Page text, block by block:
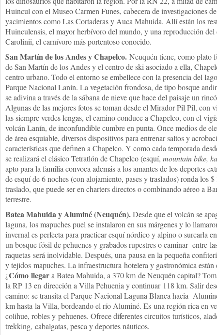
Huincul con el Museo Carmen Funes, cabecera de investigaciones
yacimientos como Las Cortaderas y Auca Mahuida. Allí están los
Huinculensis, el mayor herbívoro del mundo, y una reproducción del
Carolinii, el carnívoro más portentoso conocido.
San Martín de los Andes y Chapelco. Neuquén tiene, como plato
de San Martín de los Andes y el centro de ski asociado a ella,
centro urbano. Todo el entorno se embellece con la presencia del
Parque Nacional Lanín. La vegetación frondosa, de tipo bosque
se adivina a través de la sábana de nieve que hace del paisaje un
Algunas de las mejores fotos se toman desde el Mirador Pil Pil, con
las siempre verdes lengas, el camino conduce a Chapelco, con el
volcán Lanín, de inconfundible cumbre en punta. Once medios de
de área esquiable, diversos dispositivos para entrenar saltos y
características que definen a Chapelco. Y como cada temporada
se realizará el clásico Tetratlón de Chapelco (esquí, mountain bike,
apto para la familia convoca además a los amantes de los deportes
de esquí de 6 noches (con alojamiento, pases y traslados) ronda los
traslado, que puede ser en charters directos o combinando aéreo a
terrestre.
Batea Mahuida y Aluminé (Neuquén).Desde que el volcán se
laguna, los mapuches puel se instalaron en sus márgenes y lo
invernal es perfecta para practicar esquí nórdico y alpino o surcarla
un bosque fósil de pehuenes y grabados rupestres o caminar entre
raquetas será inolvidable. Después, una pausa en la pequeña
y tejidos mapuches. La infraestructura hotelera y gastronómica
¿Cómo llegara Batea Mahuida, a 370 km de Neuquén capital?
la RP 13 en dirección a Villa Pehuenia y continuar 118 km. Salir
camino: se transita el Parque Nacional Laguna Blanca hacia
km hasta la Villa, bordeando el río Aluminé. Es una región rica en
colihue, robles y pehuenes. Ofrece diferentes circuitos turísticos,
trekking, cabalgatas, pesca y deportes náuticos.